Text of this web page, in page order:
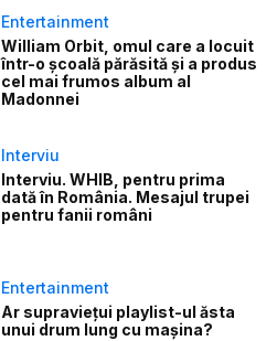
Entertainment
William Orbit, omul care a locuit
într-o școală părăsită și a produs
cel mai frumos album al
Madonnei
Interviu
Interviu. WHIB, pentru prima
dată în România. Mesajul trupei
pentru fanii români
Entertainment
Ar supraviețui playlist-ul ăsta
unui drum lung cu mașina?